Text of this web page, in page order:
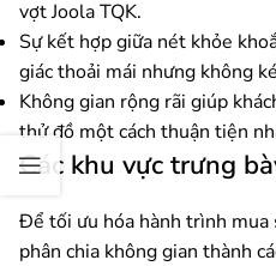
vợt Joola TQK.
Sự kết hợp giữa nét khỏe
giác thoải mái nhưng không
Không gian rộng rãi giúp
thử đồ một cách thuận tiện
Các khu vực trưng
Để tối ưu hóa hành trình
phân chia không gian thành